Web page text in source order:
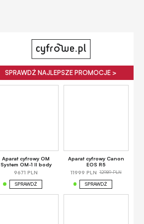
SPRAWDŹ NAJLEPSZE PROMOCJE >
Aparat cyfrowy OM
System OM-1 II body
9671 PLN
SPRAWDŹ
Aparat cyfrowy Canon
EOS R5
11999 PLN 12989 PLN
SPRAWDŹ